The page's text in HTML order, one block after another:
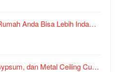
Anda Bisa Lebih Inda…
dan Metal Ceiling Cu…